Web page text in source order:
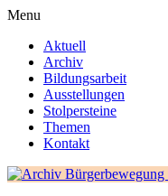
Menu
Aktuell
Archiv
Bildungsarbeit
Ausstellungen
Stolpersteine
Themen
Kontakt